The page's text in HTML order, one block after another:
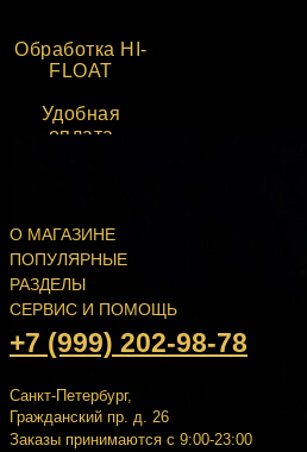
Обработка HI-
FLOAT
Удобная
оплата
О МАГАЗИНЕ
ПОПУЛЯРНЫЕ
РАЗДЕЛЫ
СЕРВИС И ПОМОЩЬ
+7 (999) 202-98-78
Санкт-Петербург,
Гражданский пр. д. 26
Заказы принимаются с 9:00-23:00